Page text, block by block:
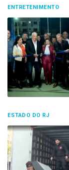
ENTRETENIMENTO
ESTADO DO RJ